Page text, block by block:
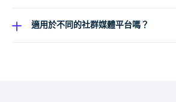
中，也能提供更順暢的動態追蹤、更高
適用於不同的社群媒體平台嗎？